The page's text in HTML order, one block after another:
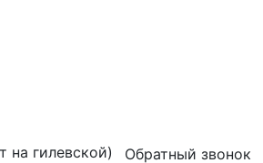
на гилевской) Обратный звонок